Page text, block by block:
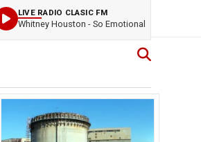
LIVE RADIO CLASIC FM
Whitney Houston - So Emotional